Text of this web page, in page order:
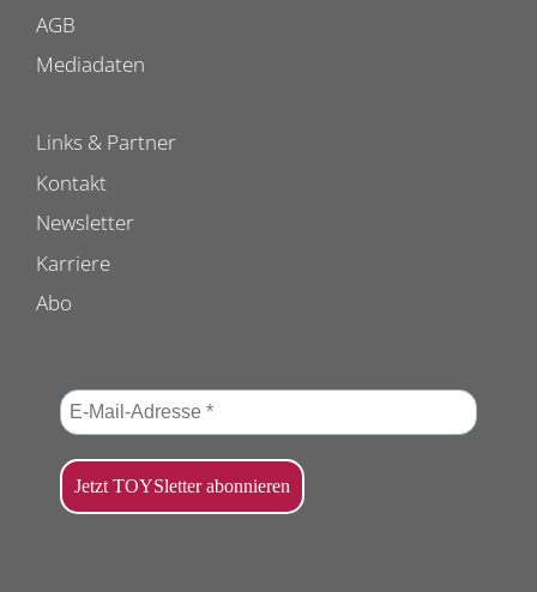
AGB
Mediadaten
Links & Partner
Kontakt
Newsletter
Karriere
Abo